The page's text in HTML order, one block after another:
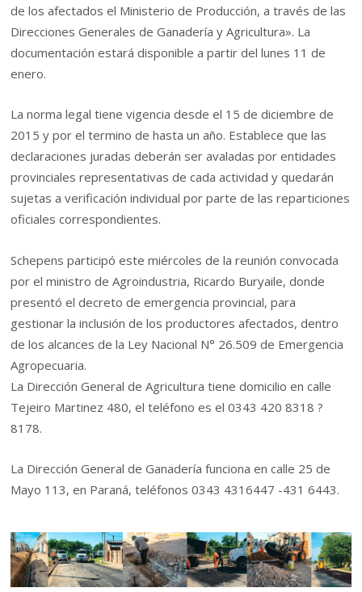
de los afectados el Ministerio de Producción, a través de las
Direcciones Generales de Ganadería y Agricultura». La
documentación estará disponible a partir del lunes 11 de
enero.
La norma legal tiene vigencia desde el 15 de diciembre de
2015 y por el termino de hasta un año. Establece que las
declaraciones juradas deberán ser avaladas por entidades
provinciales representativas de cada actividad y quedarán
sujetas a verificación individual por parte de las reparticiones
oficiales correspondientes.
Schepens participó este miércoles de la reunión convocada
por el ministro de Agroindustria, Ricardo Buryaile, donde
presentó el decreto de emergencia provincial, para
gestionar la inclusión de los productores afectados, dentro
de los alcances de la Ley Nacional N° 26.509 de Emergencia
Agropecuaria.
La Dirección General de Agricultura tiene domicilio en calle
Tejeiro Martinez 480, el teléfono es el 0343 420 8318 ?
8178.
La Dirección General de Ganadería funciona en calle 25 de
Mayo 113, en Paraná, teléfonos 0343 4316447 -431 6443.